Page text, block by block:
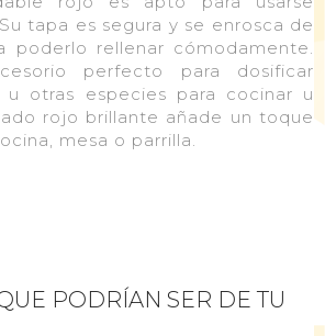
tapa es segura y se enrosca de
poderlo rellenar cómodamente.
perfecto para dosificar
u otras especies para cocinar u
rojo brillante añade un toque
mesa o parrilla.
PODRÍAN SER DE TU